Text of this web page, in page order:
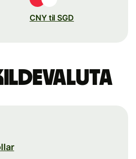
CNY til SGD